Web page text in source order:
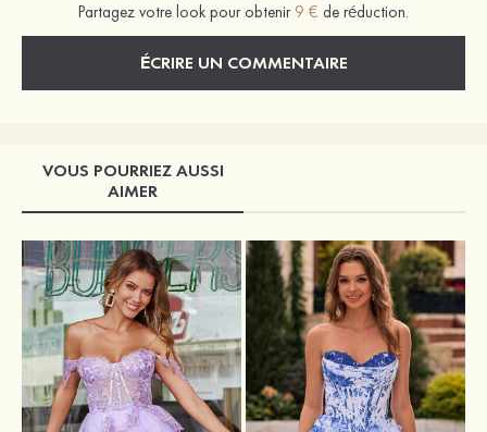
Partagez votre look pour obtenir 9 € de réduction.
ÉCRIRE UN COMMENTAIRE
VOUS POURRIEZ AUSSI
AIMER